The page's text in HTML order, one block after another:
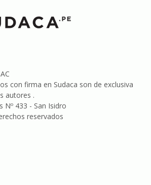
con firma en Sudaca son de exclusiva
autores .
Nº 433 - San Isidro
reservados